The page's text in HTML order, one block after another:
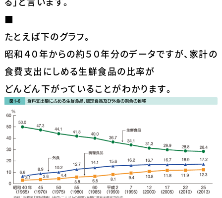
■
たとえば下のグラフ。
昭和４０年からの約５０年分のデータですが、家計の
食費支出にしめる生鮮食品の比率が
どんどん下がっていることがわかります。